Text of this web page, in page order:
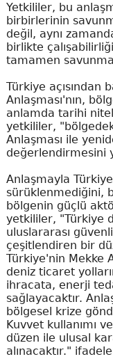
Yetkililer, bu
birbirlerinin
değil, aynı
birlikte
tamamen
Türkiye açısından
Anlaşması'nın,
anlamda tarihi
yetkililer,
Anlaşması ile
değerlendirmesini
Anlaşmayla
sürüklenmediğini,
bölgenin güçlü
yetkililer, "Türkiye
uluslararası
çeşitlendiren bir
Türkiye'nin Mekke
deniz ticaret
ihracata, enerji
sağlayacaktır.
bölgesel krize
Kuvvet kullanımı
düzen ile ulusal
alınacaktır."